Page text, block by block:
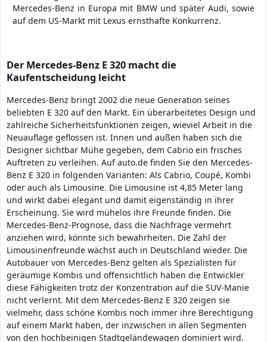
Mercedes-Benz in Europa mit BMW und später Audi, sowie
auf dem US-Markt mit Lexus ernsthafte Konkurrenz.
Der Mercedes-Benz E 320 macht die
Kaufentscheidung leicht
Mercedes-Benz bringt 2002 die neue Generation seines
beliebten E 320 auf den Markt. Ein überarbeitetes Design und
zahlreiche Sicherheitsfunktionen zeigen, wieviel Arbeit in die
Neuauflage geflossen ist. Innen und außen haben sich die
Designer sichtbar Mühe gegeben, dem Cabrio ein frisches
Auftreten zu verleihen. Auf auto.de finden Sie den Mercedes-
Benz E 320 in folgenden Varianten: Als Cabrio, Coupé, Kombi
oder auch als Limousine. Die Limousine ist 4,85 Meter lang
und wirkt dabei elegant und damit eigenständig in ihrer
Erscheinung. Sie wird mühelos ihre Freunde finden. Die
Mercedes-Benz-Prognose, dass die Nachfrage vermehrt
anziehen wird, könnte sich bewahrheiten. Die Zahl der
Limousinenfreunde wächst auch in Deutschland wieder. Die
Autobauer von Mercedes-Benz gelten als Spezialisten für
geräumige Kombis und offensichtlich haben die Entwickler
diese Fähigkeiten trotz der Konzentration auf die SUV-Manie
nicht verlernt. Mit dem Mercedes-Benz E 320 zeigen sie
vielmehr, dass schöne Kombis noch immer ihre Berechtigung
auf einem Markt haben, der inzwischen in allen Segmenten
von den hochbeinigen Stadtgeländewagen dominiert wird.